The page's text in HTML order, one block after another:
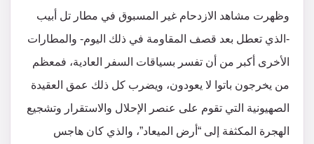
وظهرت مشاهد الازدحام غير المسبوق في مطار تل أبيب
-الذي تعطل بعد قصف المقاومة في ذلك اليوم- والمطارات
الأخرى أكبر من أن تفسر بسياقات السفر العادية، فمعظم
من يخرجون باتوا لا يعودون، ويضرب كل ذلك عمق العقيدة
الصهيونية التي تقوم على عنصر الإحلال والاستقرار وتشجيع
الهجرة المكثفة إلى “أرض الميعاد”، والذي كان هاجس